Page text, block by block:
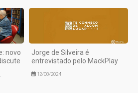
novo
Jorge de Silveira é
entrevistado pelo MackPlay
12/08/2024